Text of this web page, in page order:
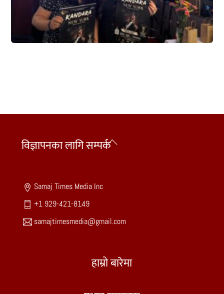
Back
विज्ञापनका लागि सम्पर्क
Samaj Times Media Inc
+1 929-421-8149
samajtimesmedia@gmail.com
हाम्रो बारेमा